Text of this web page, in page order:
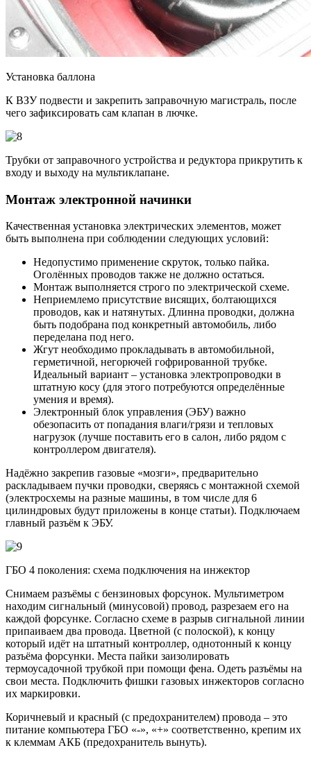
Установка баллона
К ВЗУ подвести и закрепить заправочную магистраль, после
чего зафиксировать сам клапан в лючке.
Трубки от заправочного устройства и редуктора прикрутить к
входу и выходу на мультиклапане.
Монтаж электронной начинки
Качественная установка электрических элементов, может
быть выполнена при соблюдении следующих условий:
Недопустимо применение скруток, только пайка.
Оголённых проводов также не должно остаться.
Монтаж выполняется строго по электрической схеме.
Неприемлемо присутствие висящих, болтающихся
проводов, как и натянутых. Длинна проводки, должна
быть подобрана под конкретный автомобиль, либо
переделана под него.
Жгут необходимо прокладывать в автомобильной,
герметичной, негорючей гофрированной трубке.
Идеальный вариант – установка электропроводки в
штатную косу (для этого потребуются определённые
умения и время).
Электронный блок управления (ЭБУ) важно
обезопасить от попадания влаги/грязи и тепловых
нагрузок (лучше поставить его в салон, либо рядом с
контроллером двигателя).
Надёжно закрепив газовые «мозги», предварительно
раскладываем пучки проводки, сверяясь с монтажной схемой
(электросхемы на разные машины, в том числе для 6
цилиндровых будут приложены в конце статьи). Подключаем
главный разъём к ЭБУ.
ГБО 4 поколения: схема подключения на инжектор
Снимаем разъёмы с бензиновых форсунок. Мультиметром
находим сигнальный (минусовой) провод, разрезаем его на
каждой форсунке. Согласно схеме в разрыв сигнальной линии
припаиваем два провода. Цветной (с полоской), к концу
который идёт на штатный контроллер, однотонный к концу
разъёма форсунки. Места пайки заизолировать
термоусадочной трубкой при помощи фена. Одеть разъёмы на
свои места. Подключить фишки газовых инжекторов согласно
их маркировки.
Коричневый и красный (с предохранителем) провода – это
питание компьютера ГБО «-», «+» соответственно, крепим их
к клеммам АКБ (предохранитель вынуть).